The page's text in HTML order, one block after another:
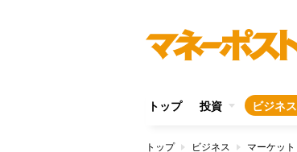
トップ 投資 ビジネス
トップ ビジネス マーケット